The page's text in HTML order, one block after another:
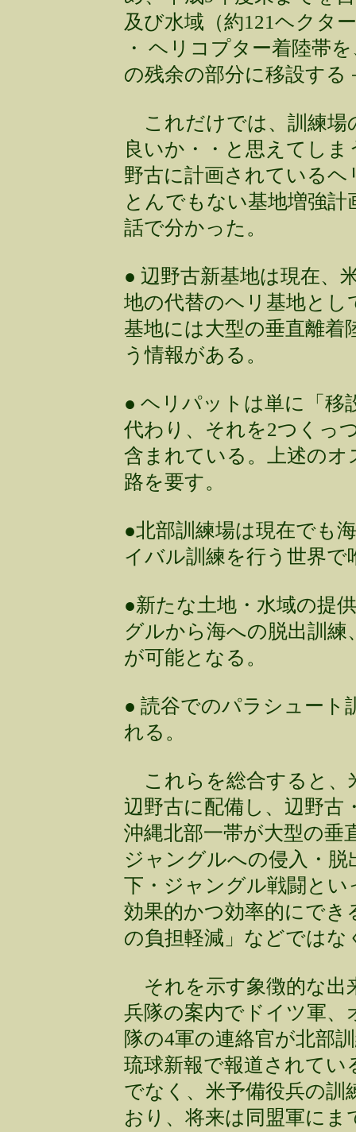
及び水域（約121ヘクタ
・ ヘリコプター着陸帯
の残余の部分に移設する
これだけでは、訓練場
良いか・・と思えてし
野古に計画されている
とんでもない基地増強
話で分かった。
● 辺野古新基地は現在、
地の代替のヘリ基地と
基地には大型の垂直離
う情報がある。
● ヘリパットは単に「移
代わり、それを2つくっ
含まれている。上述のオ
路を要す。
●北部訓練場は現在でも
イバル訓練を行う世界で
●新たな土地・水域の提
グルから海への脱出訓
が可能となる。
● 読谷でのパラシュート
れる。
これらを総合すると、
辺野古に配備し、辺野古
沖縄北部一帯が大型の垂
ジャングルへの侵入・
下・ジャングル戦闘と
効果的かつ効率的にで
の負担軽減」などでは
それを示す象徴的な出
兵隊の案内でドイツ軍
隊の4軍の連絡官が北部
琉球新報で報道されてい
でなく、米予備役兵の
おり、将来は同盟軍に